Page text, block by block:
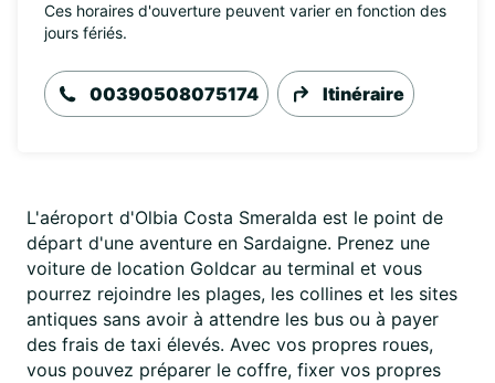
Ces horaires d'ouverture peuvent varier en fonction des
jours fériés.
00390508075174 Itinéraire
L'aéroport d'Olbia Costa Smeralda est le point de
départ d'une aventure en Sardaigne. Prenez une
voiture de location Goldcar au terminal et vous
pourrez rejoindre les plages, les collines et les sites
antiques sans avoir à attendre les bus ou à payer
des frais de taxi élevés. Avec vos propres roues,
vous pouvez préparer le coffre, fixer vos propres